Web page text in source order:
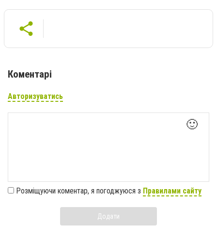
Коментарі
Авторизуватись
🙂
Розміщуючи коментар, я погоджуюся з Правилами сайту
Додати